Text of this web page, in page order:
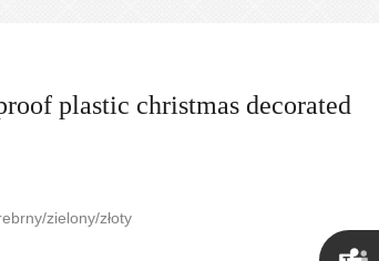
plastic christmas decorated
zielony/złoty